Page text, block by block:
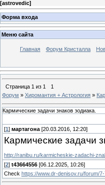
[astrovedic]
Форма входа
Меню сайта
Главная Форум Кристалла
Страница 1 из 1
1
Форум » Хиромантия + Астрология »
Кармические задачи знаков зодиака.
[1 ] мартагона [20.03.2016, 12:20]
Кармические задачи
http://ranibu.ru/karmicheskie-zadachi-
[2] t43664556 [06.12.2025, 10:26]
Check https://www.dr-denisov.ru/forum/7-